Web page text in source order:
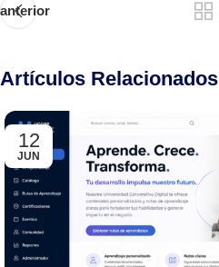
anterior
Artículos Relacionados
12
JUN